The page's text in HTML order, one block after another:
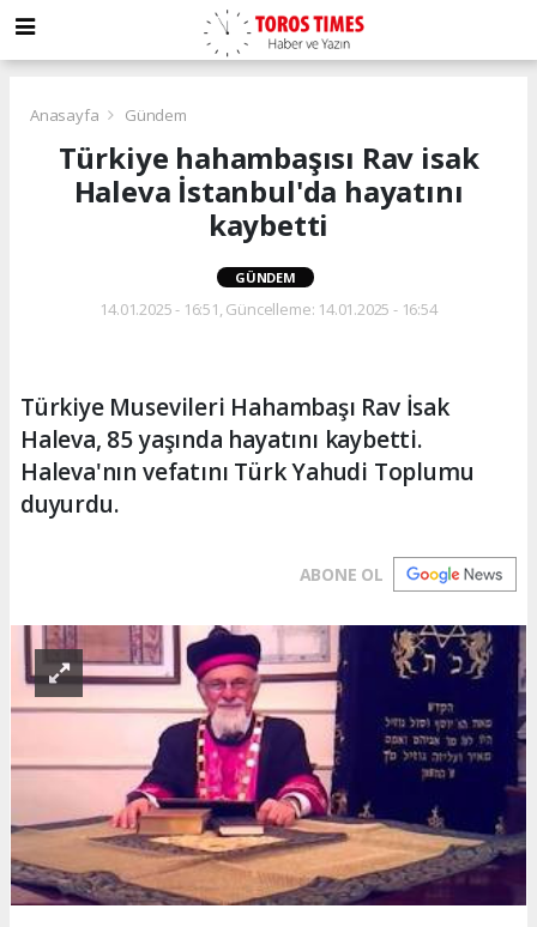
Anasayfa Gündem
Türkiye hahambaşısı Rav isak
Haleva İstanbul'da hayatını
kaybetti
GÜNDEM
14.01.2025 - 16:51, Güncelleme: 14.01.2025 - 16:54
Türkiye Musevileri Hahambaşı Rav İsak
Haleva, 85 yaşında hayatını kaybetti.
Haleva'nın vefatını Türk Yahudi Toplumu
duyurdu.
ABONE OL